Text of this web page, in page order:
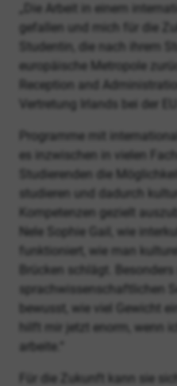
„Die Arbeit in einem
gefallen und mich für die
Studentin, die nach ihrem
europäische Metropole
Reception and
Vertretung Irlands bei der EU.
Programme mit
es inzwischen in vielen
Studierenden die
studieren und dadurch
Kompetenzen gezielt
Nele Sophie Gail, wie
funktioniert, wie man
Brücken schlägt.
sprachwissenschaftlichen
bewusst, wie viel Gewicht
hilft mir jetzt enorm, wenn
arbeite.“
Für die Zukunft kann sie